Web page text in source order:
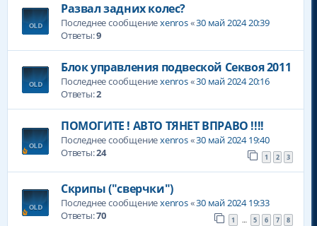
Развал задних колес?
Последнее сообщениеxenros«30 май 2024 20:39
Ответы:9
Блок управления подвеской Секвоя 2011
Последнее сообщениеxenros«30 май 2024 20:16
Ответы:2
ПОМОГИТЕ ! АВТО ТЯНЕТ ВПРАВО !!!!
Последнее сообщениеxenros«30 май 2024 19:40
Ответы:24 1 2 3
Скрипы ("сверчки")
Последнее сообщениеxenros«30 май 2024 19:33
Ответы:70 1 … 5 6 7 8